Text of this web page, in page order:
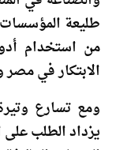
طليعة المؤسسات
من استخدام
الابتكار في مصر
ومع تسارع
يزداد الطلب